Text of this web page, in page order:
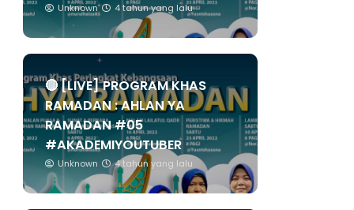
Unknown 4 tahun yang lalu
🔴 [LIVE] PROGRAM KHAS
RAMADAN : AHLAN YA
RAMADAN #05
#AKADEMIYOUTUBER
Unknown 4 tahun yang lalu